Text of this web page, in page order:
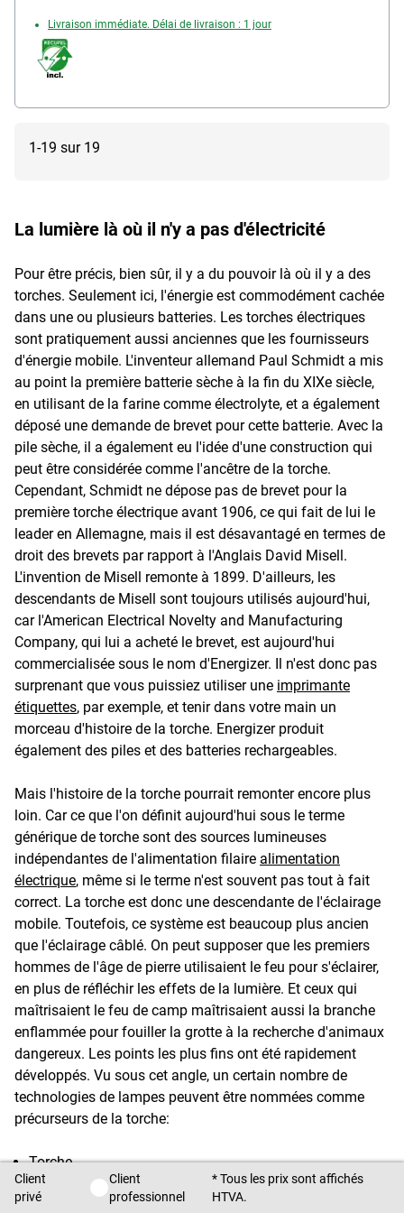
2 modes d’éclairage : 290 lumens à 100 % ou 50 % de
luminosité / la tête d'éclairage orientable peut être
verrouillée dans 7 positions / adaptée au travail en
mains libres / la Rapid BWL290 fait partie de la
batteries 18 V de marques telles que Bosch, Gardena,
lampe de poche (batterie et chargeur non inclus)
Livraison immédiate. Délai de livraison : 1 jour
1-19 sur 19
La lumière là où il n'y a pas d'électricité
Pour être précis, bien sûr, il y a du pouvoir là où il y a des
torches. Seulement ici, l'énergie est commodément cachée
dans une ou plusieurs batteries. Les torches électriques
sont pratiquement aussi anciennes que les fournisseurs
d'énergie mobile. L'inventeur allemand Paul Schmidt a mis
au point la première batterie sèche à la fin du XIXe siècle,
en utilisant de la farine comme électrolyte, et a également
déposé une demande de brevet pour cette batterie. Avec la
pile sèche, il a également eu l'idée d'une construction qui
peut être considérée comme l'ancêtre de la torche.
Cependant, Schmidt ne dépose pas de brevet pour la
première torche électrique avant 1906, ce qui fait de lui le
leader en Allemagne, mais il est désavantagé en termes de
droit des brevets par rapport à l'Anglais David Misell.
L'invention de Misell remonte à 1899. D'ailleurs, les
descendants de Misell sont toujours utilisés aujourd'hui,
car l'American Electrical Novelty and Manufacturing
Company, qui lui a acheté le brevet, est aujourd'hui
commercialisée sous le nom d'Energizer. Il n'est donc pas
surprenant que vous puissiez utiliser une imprimante
étiquettes, par exemple, et tenir dans votre main un
morceau d'histoire de la torche. Energizer produit
également des piles et des batteries rechargeables.
Mais l'histoire de la torche pourrait remonter encore plus
loin. Car ce que l'on définit aujourd'hui sous le terme
générique de torche sont des sources lumineuses
indépendantes de l'alimentation filaire alimentation
électrique, même si le terme n'est souvent pas tout à fait
correct. La torche est donc une descendante de l'éclairage
mobile. Toutefois, ce système est beaucoup plus ancien
que l'éclairage câblé. On peut supposer que les premiers
hommes de l'âge de pierre utilisaient le feu pour s'éclairer,
en plus de réfléchir les effets de la lumière. Et ceux qui
maîtrisaient le feu de camp maîtrisaient aussi la branche
enflammée pour fouiller la grotte à la recherche d'animaux
dangereux. Les points les plus fins ont été rapidement
développés. Vu sous cet angle, un certain nombre de
technologies de lampes peuvent être nommées comme
précurseurs de la torche:
Torche
La lampe à huile
La lampe de poche
Client
privé
Client privé / Client professionnel
Client
professionnel
* Tous les prix sont affichés
HTVA.